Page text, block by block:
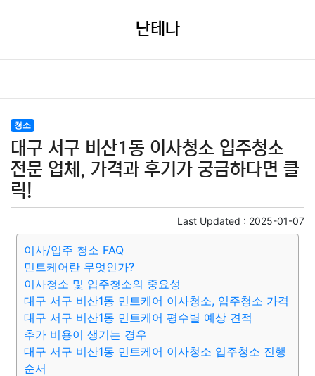
난테나
청소
대구 서구 비산1동 이사청소 입주청소
전문 업체, 가격과 후기가 궁금하다면 클
릭!
Last Updated : 2025-01-07
이사/입주 청소 FAQ
민트케어란 무엇인가?
이사청소 및 입주청소의 중요성
대구 서구 비산1동 민트케어 이사청소, 입주청소 가격
대구 서구 비산1동 민트케어 평수별 예상 견적
추가 비용이 생기는 경우
대구 서구 비산1동 민트케어 이사청소 입주청소 진행
순서